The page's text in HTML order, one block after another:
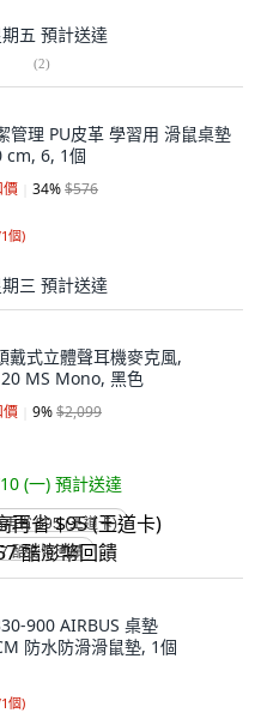
五 預計送達
(2)
管理 PU皮革 學習用 滑鼠桌墊
cm, 6, 1個
價 34%$576
個)
三 預計送達
戴式立體聲耳機麥克風,
MS Mono, 黑色
價 9%$2,099
(一) 預計送達
再省 $95 (王道卡)
酷澎幣回饋
900 AIRBUS 桌墊
防水防滑滑鼠墊, 1個
個)